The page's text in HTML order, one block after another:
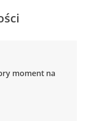
moment na